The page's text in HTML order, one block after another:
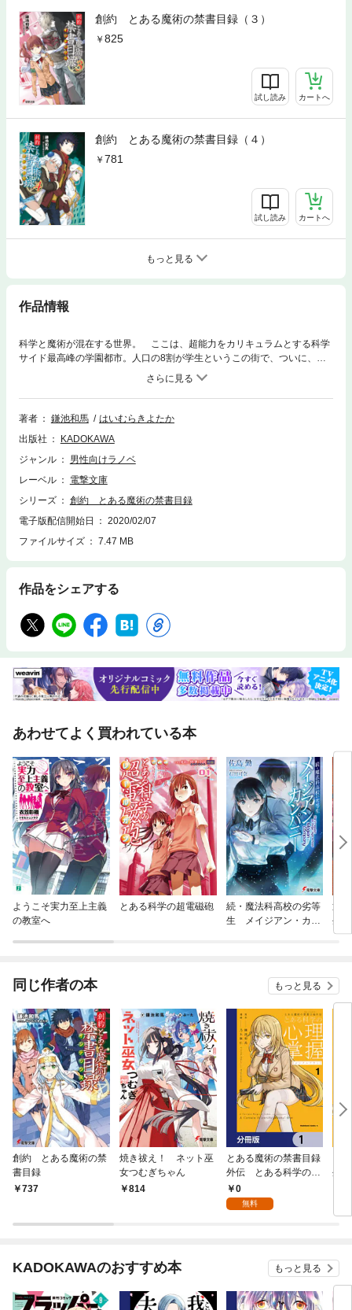
創約 とある魔術の禁書目録（３）
825
試し読み カートへ
創約 とある魔術の禁書目録（４）
781
試し読み カートへ
もっと見る
作品情報
科学と魔術が混在する世界。 ここは、超能力をカリキュラムとする科学
サイド最高峰の学園都市。人口の8割が学生というこの街で、ついに、あ
らゆる住人がウキウキソワソワする季節がやってきた！ クリスマス・イ
ヴである。 街並みからして楽しげな喧噪を見せる中、平凡な落ちこぼれ
少年・上条当麻もこのイベントに乗り遅れまいと！ 補習に勤しんでい
た……。 デフォルトの不幸体質野郎を尻目に、彼の寮に居候する銀髪シ
キルを発動!? それを必死で止めようとする上条の前には、イヴの空気に
やられた御坂美琴まで現れて、『創約』編は賑やかに開幕する!!
著者 鎌池和馬
はいむらきよたか
出版社
KADOKAWA
ジャンル
男性向けラノベ
レーベル
電撃文庫
シリーズ
創約 とある魔術の禁書目録
電子版配信開始日
2020/02/07
ファイルサイズ
7.47 MB
作品をシェアする
あわせてよく買われている本
ようこそ実力至上主義
の教室へ
とある科学の超電磁砲
続・魔法科高校の劣等
生 メイジアン・カン
辺
生
なる
同じ作者の本 もっと見る
創約 とある魔術の禁
書目録
737
焼き祓え！ ネット巫
女つむぎちゃん
814
とある魔術の禁書目録
外伝 とある科学の心
理掌握【分冊版】 1
0
無料
外
KADOKAWAのおすすめ本 もっと見る